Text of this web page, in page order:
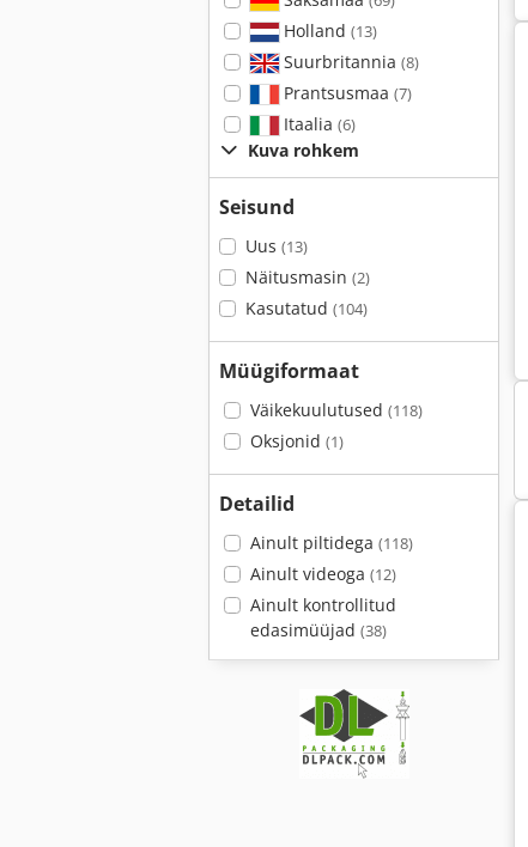
Holland (13)
Suurbritannia (8)
Prantsusmaa (7)
Itaalia (6)
Kuva rohkem
Seisund
Uus (13)
Näitusmasin (2)
Kasutatud (104)
Müügiformaat
Väikekuulutused (118)
Oksjonid (1)
Detailid
Ainult piltidega (118)
Ainult videoga (12)
Ainult kontrollitud
edasimüüjad (38)
Domino